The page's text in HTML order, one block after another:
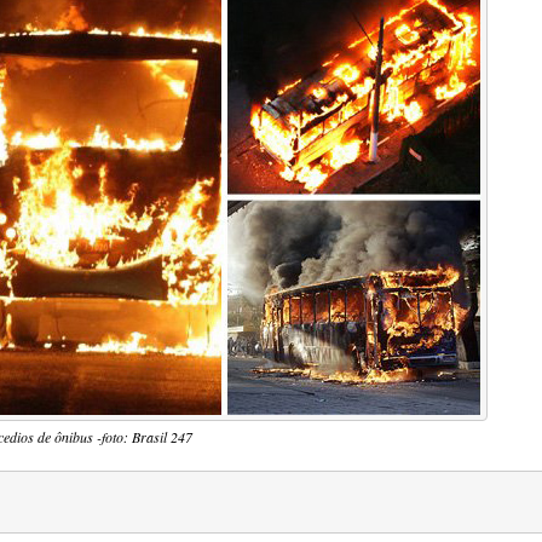
de ônibus -foto: Brasil 247